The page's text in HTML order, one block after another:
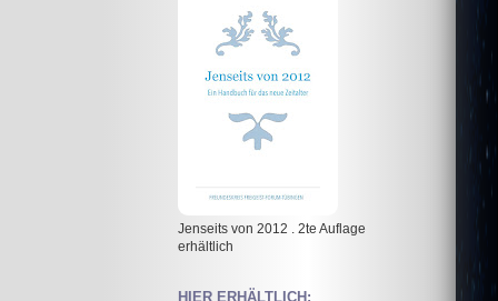
Jenseits von 2012 . 2te Auflage
erhältlich
HIER ERHÄLTLICH: